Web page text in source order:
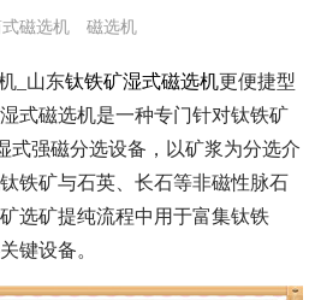
磁选机 磁选机
_山东钛铁矿湿式磁选机更便捷型
式磁选机是一种专门针对钛铁矿
式强磁分选设备，以矿浆为分选介
铁矿与石英、长石等非磁性脉石
选矿提纯流程中用于富集钛铁
键设备。